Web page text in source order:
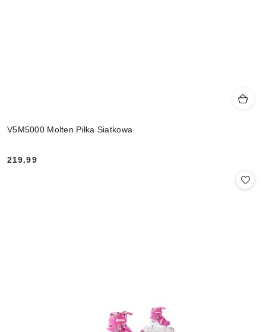
V5M5000 Molten Piłka Siatkowa
Cena:
219.99